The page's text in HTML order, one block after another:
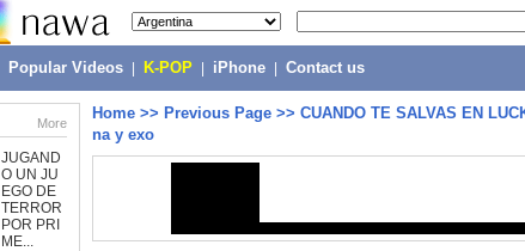
Popular Videos K-POP iPhone Contact us
More
JUGAND
O UN JU
EGO DE
TERROR
POR PRI
ME...
Home >> Previous Page >> CUANDO TE SALVAS EN
na y exo